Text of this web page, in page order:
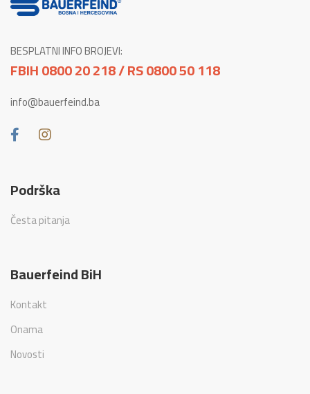
BESPLATNI INFO BROJEVI:
FBIH 0800 20 218 / RS 0800 50 118
info@bauerfeind.ba
Podrška
Česta pitanja
Bauerfeind BiH
Kontakt
Onama
Novosti